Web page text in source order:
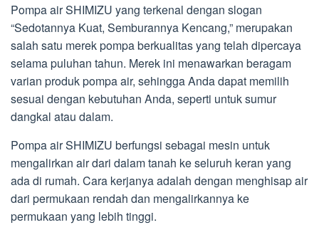
Pompa air SHIMIZU yang terkenal dengan slogan
“Sedotannya Kuat, Semburannya Kencang,” merupakan
salah satu merek pompa berkualitas yang telah dipercaya
selama puluhan tahun. Merek ini menawarkan beragam
varian produk pompa air, sehingga Anda dapat memilih
sesuai dengan kebutuhan Anda, seperti untuk sumur
dangkal atau dalam.
Pompa air SHIMIZU berfungsi sebagai mesin untuk
mengalirkan air dari dalam tanah ke seluruh keran yang
ada di rumah. Cara kerjanya adalah dengan menghisap air
dari permukaan rendah dan mengalirkannya ke
permukaan yang lebih tinggi.